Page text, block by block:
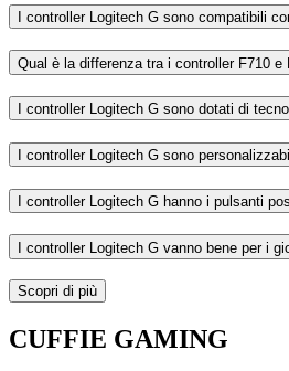
I controller Logitech G sono compatibili
Qual è la differenza tra i controller F710 e
I controller Logitech G sono dotati di
I controller Logitech G sono
I controller Logitech G hanno i pulsanti
I controller Logitech G vanno bene per i
Scopri di più
CUFFIE GAMING